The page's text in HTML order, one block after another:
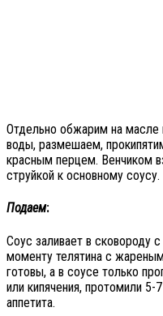
Отдельно обжарим на масле
воды, размешаем,
красным перцем. Венчиком
струйкой к основному соусу.
Подаем:
Соус заливает в сковороду
моменту телятина с
готовы, а в соусе только
или кипячения, протомили 5-
аппетита.